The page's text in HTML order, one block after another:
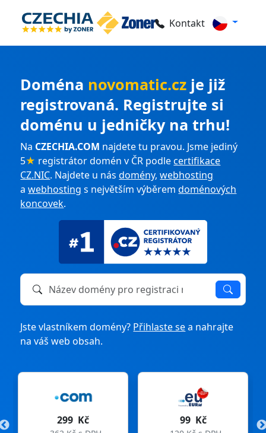
Kontakt
Doména novomatic.cz je již
registrovaná. Registrujte si
doménu u jedničky na trhu!
Na CZECHIA.COM najdete tu pravou. Jsme jediný
5★ registrátor domén v ČR podlecertifikace
CZ.NIC. Najdete u násdomény,webhosting
awebhosting s největším výběremdoménových
koncovek.
Název domény k registraci nebo převodu
Jste vlastníkem domény? Přihlaste sea nahrajte
na váš web obsah.
299 Kč 99 Kč